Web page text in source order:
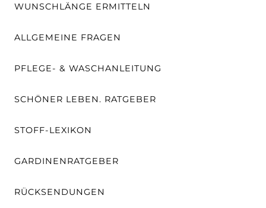
WUNSCHLÄNGE ERMITTELN
ALLGEMEINE FRAGEN
PFLEGE- & WASCHANLEITUNG
SCHÖNER LEBEN. RATGEBER
STOFF-LEXIKON
GARDINENRATGEBER
RÜCKSENDUNGEN